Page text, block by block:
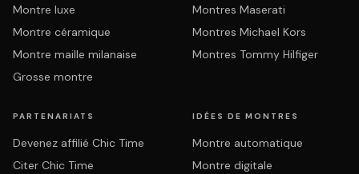
Montre luxe
Montre céramique
Montre maille milanaise
Grosse montre
Montres Maserati
Montres Michael Kors
Montres Tommy Hilfiger
PARTENARIATS
Devenez affilié Chic Time
Citer Chic Time
IDÉES DE MONTRES
Montre automatique
Montre digitale